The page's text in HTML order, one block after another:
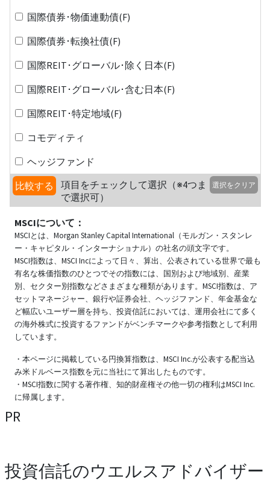
国際債券･物価連動債(F)
国際債券･転換社債(F)
国際REIT･グローバル･除く日本(F)
国際REIT･グローバル･含む日本(F)
国際REIT･特定地域(F)
コモディティ
ヘッジファンド
比較する
項目をチェックして選択（※4つま
で選択可）
選択をクリア
MSCIについて：
MSCIとは、Morgan Stanley Capital International（モルガン・スタンレ
ー・キャピタル・インターナショナル）の社名の頭文字です。
MSCI指数は、MSCI Incによって日々、算出、公表されている世界で最も
有名な株価指数のひとつでその指数には、国別および地域別、産業
別、セクター別指数などさまざまな種類があります。MSCI指数は、ア
セットマネージャー、銀行や証券会社、ヘッジファンド、年金基金な
ど幅広いユーザー層を持ち、投資信託においては、運用会社にて多く
の海外株式に投資するファンドがベンチマークや参考指数として利用
しています。
・本ページに掲載している円換算指数は、MSCI Inc.が公表する配当込
み米ドルベース指数を元に当社にて算出したものです。
・MSCI指数に関する著作権、知的財産権その他一切の権利はMSCI Inc.
に帰属します。
PR
投資信託のウエルスアドバイザー